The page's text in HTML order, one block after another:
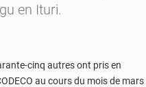
en Ituri.
cinq autres ont pris en
au cours du mois de mars